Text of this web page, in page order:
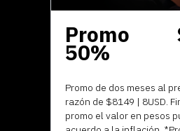
Promo
50%
Promo de dos meses al
razón de $8149 | 8USD.
promo el valor en pesos